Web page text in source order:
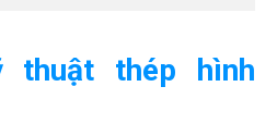
thuật thép hình